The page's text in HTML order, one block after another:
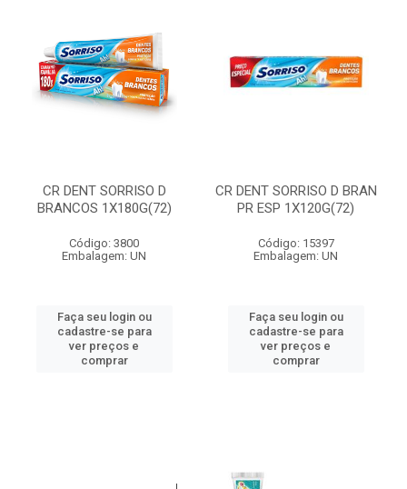
CR DENT SORRISO D
BRANCOS 1X180G(72)
Código: 3800
Embalagem: UN
Faça seu login ou
cadastre-se para
ver preços e
comprar
CR DENT SORRISO D BRAN
PR ESP 1X120G(72)
Código: 15397
Embalagem: UN
Faça seu login ou
cadastre-se para
ver preços e
comprar